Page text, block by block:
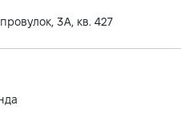
3А, кв. 427